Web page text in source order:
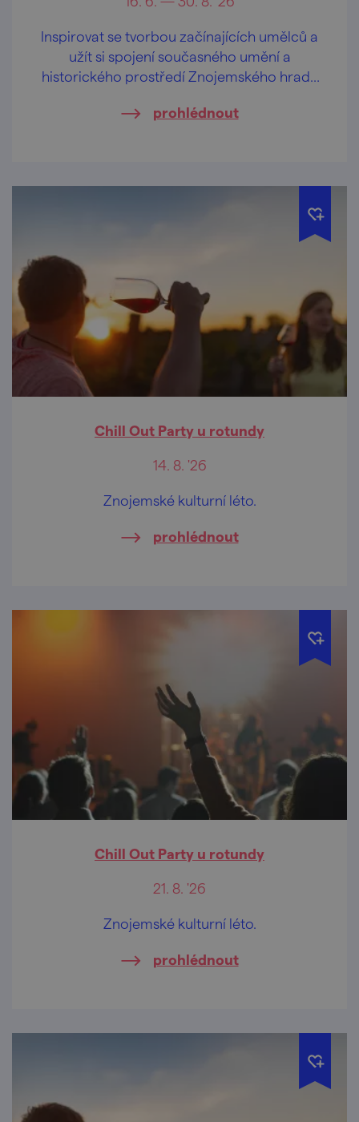
Inspirovat se tvorbou začínajících umělců a
užít si spojení současného umění a
historického prostředí Znojemského hradu
června a potrvá až do 30. srpna 2026.
prohlédnout
Chill Out Party u rotundy
14. 8. '26
Znojemské kulturní léto.
prohlédnout
Chill Out Party u rotundy
21. 8. '26
Znojemské kulturní léto.
prohlédnout